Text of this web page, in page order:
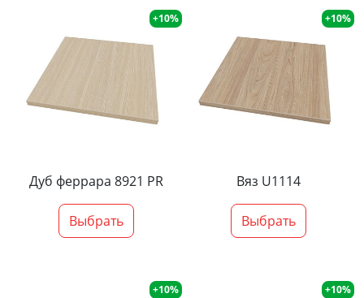
+10%
Дуб феррара 8921 PR
Выбрать
+10%
Вяз U1114
Выбрать
+10% +10%